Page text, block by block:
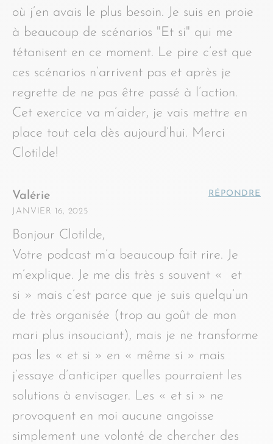
où j’en avais le plus besoin. Je suis en proie
à beaucoup de scénarios "Et si" qui me
tétanisent en ce moment. Le pire c’est que
ces scénarios n’arrivent pas et après je
regrette de ne pas être passé à l’action.
Cet exercice va m’aider, je vais mettre en
place tout cela dès aujourd’hui. Merci
Clotilde!
Valérie
JANVIER 16, 2025
RÉPONDRE
Bonjour Clotilde,
Votre podcast m’a beaucoup fait rire. Je
m’explique. Je me dis très s souvent « et
si » mais c’est parce que je suis quelqu’un
de très organisée (trop au goût de mon
mari plus insouciant), mais je ne transforme
pas les « et si » en « même si » mais
j’essaye d’anticiper quelles pourraient les
solutions à envisager. Les « et si » ne
provoquent en moi aucune angoisse
simplement une volonté de chercher des